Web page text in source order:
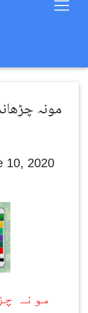
مونہ
10, 2020
مونہ